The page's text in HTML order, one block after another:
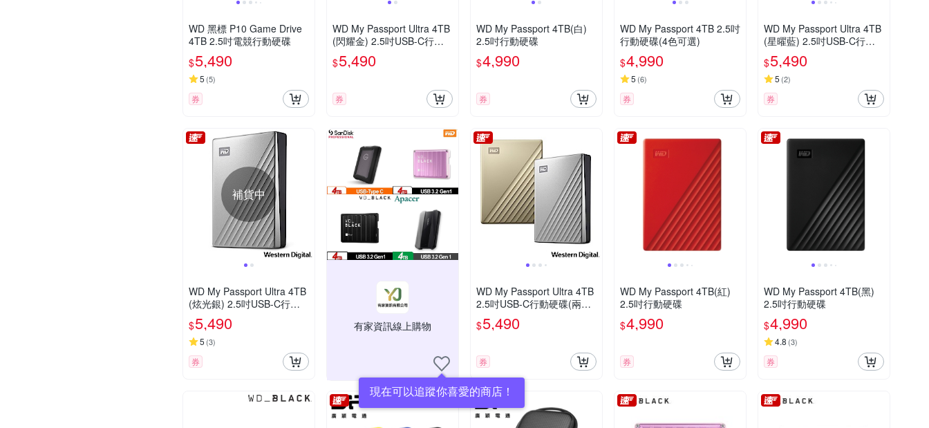
WD 黑標 P10 Game Drive
4TB 2.5吋電競行動硬碟
$5,490
5 (5)
券
WD My Passport Ultra 4TB
(閃耀金) 2.5吋USB-C行動
硬碟
$5,490
券
WD My Passport 4TB(白)
2.5吋行動硬碟
$4,990
券
WD My Passport 4TB 2.5吋
行動硬碟(4色可選)
$4,990
5 (6)
券
WD My Passport Ultra 4TB
(星曜藍) 2.5吋USB-C行動
硬碟
$5,490
5 (2)
券
補貨中
WD My Passport Ultra 4TB
(炫光銀) 2.5吋USB-C行動
硬碟
$5,490
5 (3)
券
有家資訊線上購物
現在可以追蹤你喜愛的商店！
WD My Passport Ultra 4TB
2.5吋USB-C行動硬碟(兩色
可選)
$5,490
券
WD My Passport 4TB(紅)
2.5吋行動硬碟
$4,990
券
WD My Passport 4TB(黑)
2.5吋行動硬碟
$4,990
4.8 (3)
券